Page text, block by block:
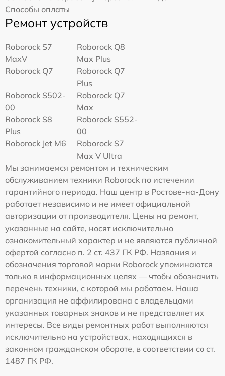
Способы оплаты
Ремонт устройств
Roborock S7
MaxV
Roborock Q8
Max Plus
Roborock Q7
Roborock Q7
Plus
Roborock S502-
00
Roborock Q7
Max
Roborock S8
Plus
Roborock S552-
00
Roborock Jet M6
Roborock S7
Max V Ultra
Мы занимаемся ремонтом и техническим
обслуживанием техники Roborock по истечении
гарантийного периода. Наш центр в Ростове-на-Дону
работает независимо и не имеет официальной
авторизации от производителя. Цены на ремонт,
указанные на сайте, носят исключительно
ознакомительный характер и не являются публичной
офертой согласно п. 2 ст. 437 ГК РФ. Названия и
обозначения торговой марки Roborock упоминаются
только в информационных целях — чтобы обозначить
перечень техники, с которой мы работаем. Наша
организация не аффилирована с владельцами
указанных товарных знаков и не представляет их
интересы. Все виды ремонтных работ выполняются
исключительно на устройствах, находящихся в
законном гражданском обороте, в соответствии со ст.
1487 ГК РФ.